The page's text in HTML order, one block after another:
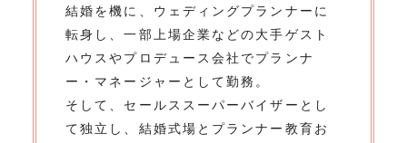
結婚を機に、ウェディングプランナーに
転身し、一部上場企業などの大手ゲスト
ハウスやプロデュース会社でプランナ
ー・マネージャーとして勤務。
そして、セールススーパーバイザーとし
て独立し、結婚式場とプランナー教育お